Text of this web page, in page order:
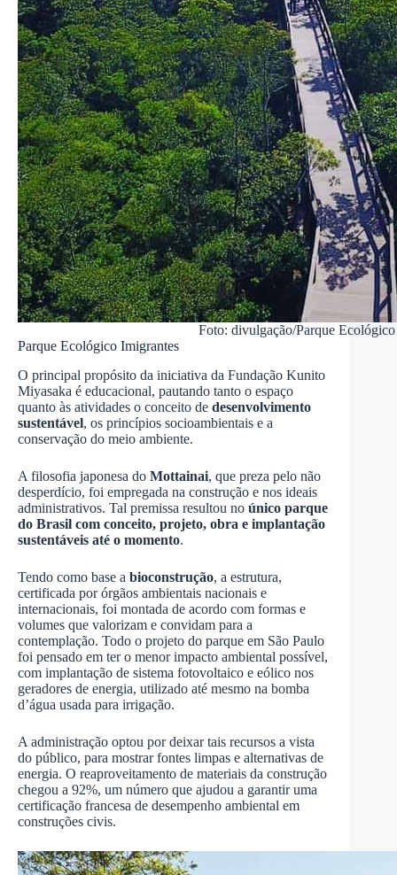
Foto: divulgação/Parque
Parque Ecológico Imigrantes
O principal propósito da iniciativa da Fundação Kunito
Miyasaka é educacional, pautando tanto o espaço
quanto às atividades o conceito de desenvolvimento
sustentável, os princípios socioambientais e a
conservação do meio ambiente.
A filosofia japonesa do Mottainai, que preza pelo não
desperdício, foi empregada na construção e nos ideais
administrativos. Tal premissa resultou no único parque
do Brasil com conceito, projeto, obra e implantação
sustentáveis até o momento.
Tendo como base a bioconstrução, a estrutura,
certificada por órgãos ambientais nacionais e
internacionais, foi montada de acordo com formas e
volumes que valorizam e convidam para a
contemplação. Todo o projeto do parque em São Paulo
foi pensado em ter o menor impacto ambiental possível,
com implantação de sistema fotovoltaico e eólico nos
geradores de energia, utilizado até mesmo na bomba
d’água usada para irrigação.
A administração optou por deixar tais recursos a vista
do público, para mostrar fontes limpas e alternativas de
energia. O reaproveitamento de materiais da construção
chegou a 92%, um número que ajudou a garantir uma
certificação francesa de desempenho ambiental em
construções civis.